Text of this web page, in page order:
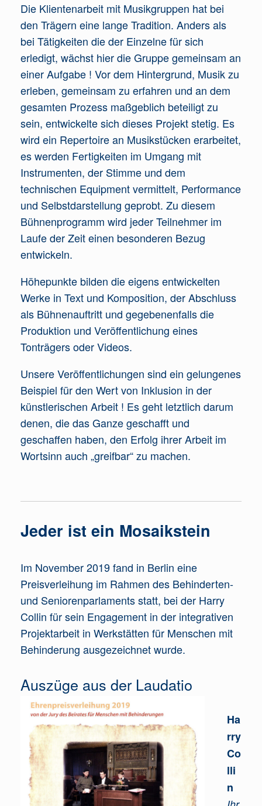
Die Klientenarbeit mit Musikgruppen hat bei
den Trägern eine lange Tradition. Anders als
bei Tätigkeiten die der Einzelne für sich
erledigt, wächst hier die Gruppe gemeinsam an
einer Aufgabe ! Vor dem Hintergrund, Musik zu
erleben, gemeinsam zu erfahren und an dem
gesamten Prozess maßgeblich beteiligt zu
sein, entwickelte sich dieses Projekt stetig. Es
wird ein Repertoire an Musikstücken erarbeitet,
es werden Fertigkeiten im Umgang mit
Instrumenten, der Stimme und dem
technischen Equipment vermittelt, Performance
und Selbstdarstellung geprobt. Zu diesem
Bühnenprogramm wird jeder Teilnehmer im
Laufe der Zeit einen besonderen Bezug
entwickeln.
Höhepunkte bilden die eigens entwickelten
Werke in Text und Komposition, der Abschluss
als Bühnenauftritt und gegebenenfalls die
Produktion und Veröffentlichung eines
Tonträgers oder Videos.
Unsere Veröffentlichungen sind ein gelungenes
Beispiel für den Wert von Inklusion in der
künstlerischen Arbeit ! Es geht letztlich darum
denen, die das Ganze geschafft und
geschaffen haben, den Erfolg ihrer Arbeit im
Wortsinn auch „greifbar“ zu machen.
Jeder ist ein Mosaikstein
Im November 2019 fand in Berlin eine
Preisverleihung im Rahmen des Behinderten-
und Seniorenparlaments statt, bei der Harry
Collin für sein Engagement in der integrativen
Projektarbeit in Werkstätten für Menschen mit
Behinderung ausgezeichnet wurde.
Auszüge aus der Laudatio
Ha
rry
Co
lli
n